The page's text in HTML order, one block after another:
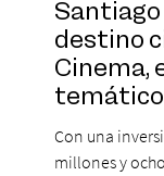
Santiago
destino
Cinema,
Con una
millones y